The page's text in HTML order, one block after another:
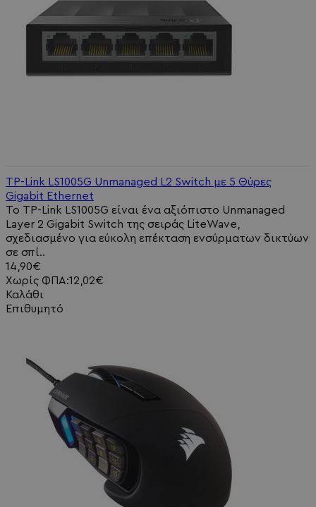
TP-Link LS1005G Unmanaged L2 Switch με 5 Θύρες
Gigabit Ethernet
Το TP-Link LS1005G είναι ένα αξιόπιστο Unmanaged
Layer 2 Gigabit Switch της σειράς LiteWave,
σχεδιασμένο για εύκολη επέκταση ενσύρματων δικτύων
σε σπί..
14,90€
Χωρίς ΦΠΑ:12,02€
Καλάθι
Επιθυμητό